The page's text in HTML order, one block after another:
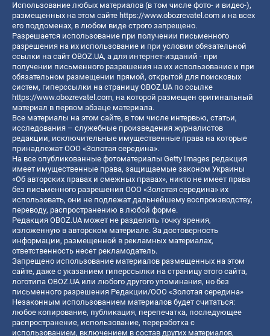
Использование любых материалов (в том числе фото- и видео-),
размещенных на этом сайте https://www.obozrevatel.com и на всех
его поддоменах, в любом виде строго запрещено.
Разрешается использование при получении письменного
разрешения на их использование и при условии обязательной
ссылки на сайт OBOZ.UA, а для интернет-изданий - при
получении письменного разрешения на их использование и при
обязательном размещении прямой, открытой для поисковых
систем, гиперссылки на страницу OBOZ.UA по ссылке
https://www.obozrevatel.com, на которой размещен оригинальный
материал в первом абзаце материала.
Все материалы на этом сайте, в том числе интервью, статьи,
исследования – служебные произведения журналистов
редакции, исключительные имущественные права на которые
принадлежат ООО «Золотая середина».
На все опубликованные фотоматериалы Getty Images редакция
имеет имущественные права, защищаемые законом Украины
«Об авторских правах и смежных правах», никто не имеет права
без письменного разрешения ООО «Золотая середина» их
использовать, они не подлежат дальнейшему воспроизводству,
переводу, распространению в любой форме.
Редакция OBOZ.UA может не разделять точку зрения,
изложенную в авторском материале. За достоверность
информации, размещенной в рекламных материалах,
ответственность несет рекламодатель.
Запрещено использование материалов размещенных на этом
сайте, даже с указанием гиперссылки на страницу этого сайта,
логотипа OBOZ.UA или любого другого упоминания, но без
письменного разрешения Редакции/ООО «Золотая середина»
Незаконным использованием материалов будет считаться:
любое копирование, публикация, перепечатка, последующее
распространение, использование, переработка с
использованием, включением в состав других материалов,